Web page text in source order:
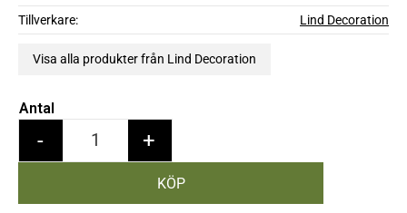
Antal
+
-
Tillverkare
Lind Decoration
Visa alla produkter från Lind Decoration